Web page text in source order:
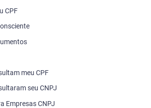
CPF
meu CPF
seu CNPJ
Empresas CNPJ